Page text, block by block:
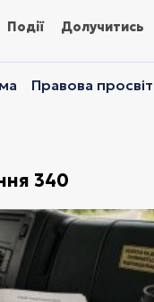
Події Долучитись
Правова
340